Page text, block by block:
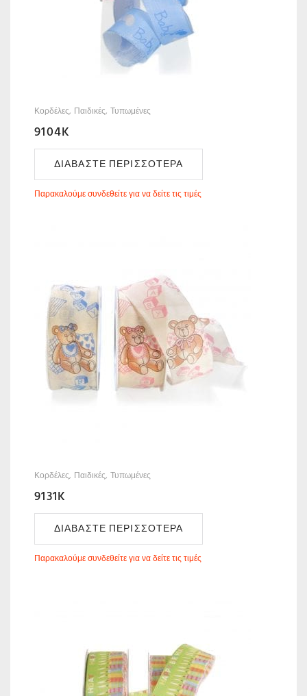
Κορδέλες Παιδικές Τυπωμένες
9104K
ΔΙΑΒΆΣΤΕ ΠΕΡΙΣΣΌΤΕΡΑ
Παρακαλούμε συνδεθείτε για να δείτε τις τιμές
Κορδέλες Παιδικές Τυπωμένες
9131K
ΔΙΑΒΆΣΤΕ ΠΕΡΙΣΣΌΤΕΡΑ
Παρακαλούμε συνδεθείτε για να δείτε τις τιμές